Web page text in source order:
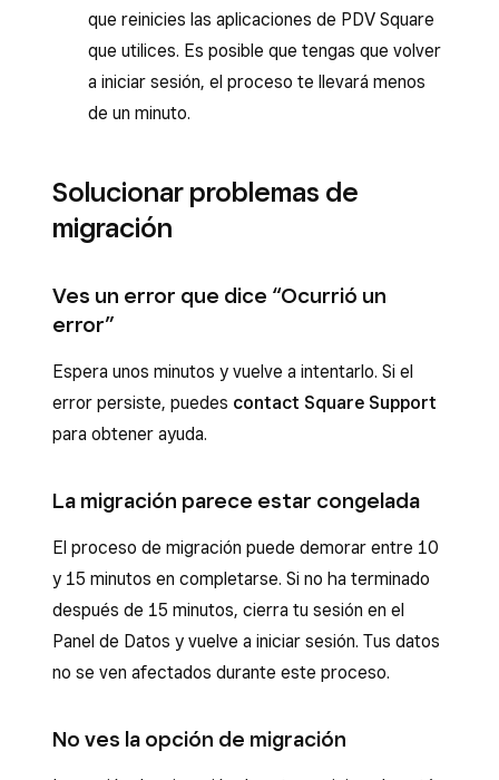
que reinicies las aplicaciones de PDV Square
que utilices. Es posible que tengas que volver
a iniciar sesión, el proceso te llevará menos
de un minuto.
Solucionar problemas de
migración
Ves un error que dice “Ocurrió un
error”
Espera unos minutos y vuelve a intentarlo. Si el
error persiste, puedes contact Square Support
para obtener ayuda.
La migración parece estar congelada
El proceso de migración puede demorar entre 10
y 15 minutos en completarse. Si no ha terminado
después de 15 minutos, cierra tu sesión en el
Panel de Datos y vuelve a iniciar sesión. Tus datos
no se ven afectados durante este proceso.
No ves la opción de migración